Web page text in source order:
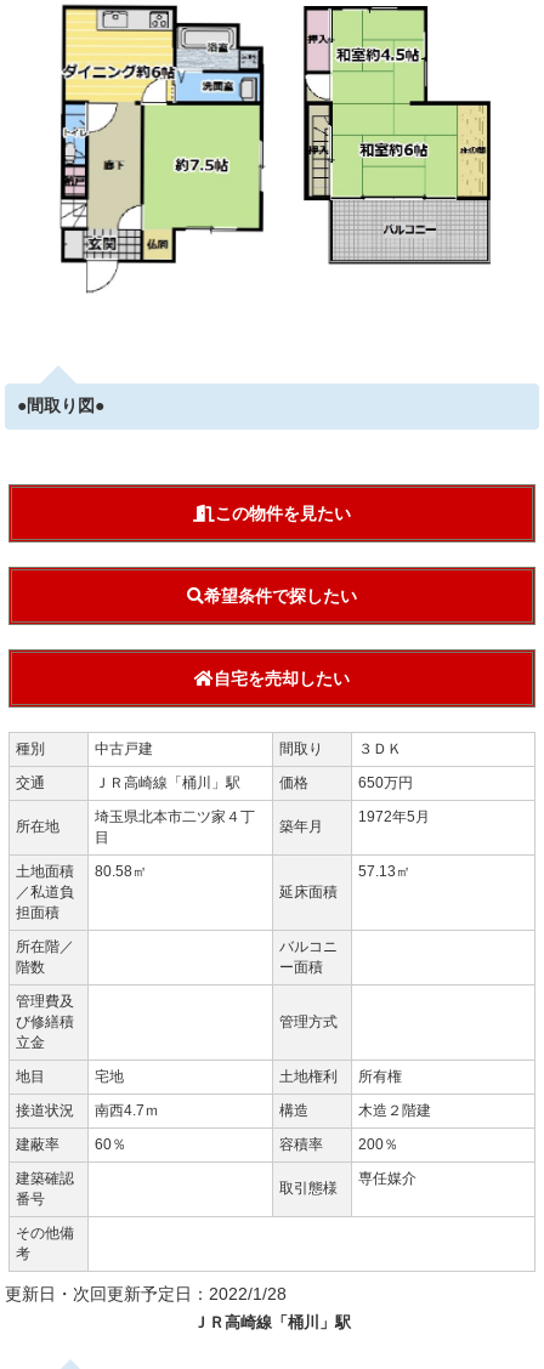
●間取り図●
この物件を見たい
希望条件で探したい
自宅を売却したい
種別 中古戸建 間取り
３ＤＫ
交通
ＪＲ高崎線「桶川」駅 価格 650万円
所在地
埼玉県北本市二ツ家４丁
目
築年月
1972年5月
土地面積
／私道負
担面積
80.58㎡
延床面積
57.13㎡
所在階／
階数
バルコニ
ー面積
管理費及
び修繕積
立金
管理方式
地目 宅地 土地権利
所有権
接道状況
南西4.7ｍ 構造
木造２階建
建蔽率
60％ 容積率
200％
建築確認
番号
取引態様
専任媒介
その他備
考
更新日・次回更新予定日：2022/1/28
ＪＲ高崎線「桶川」駅